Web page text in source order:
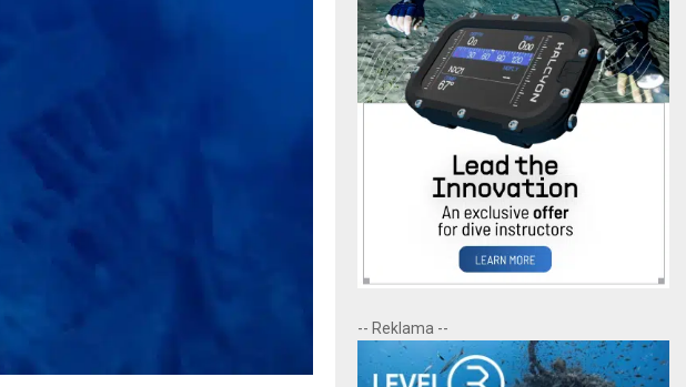
-- Reklama --